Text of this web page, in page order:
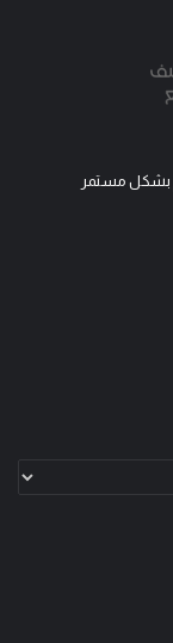
بشكل مستمر